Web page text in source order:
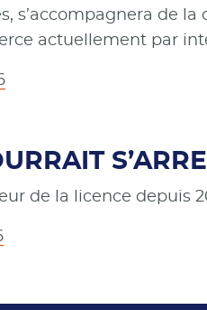
s’accompagnera de
actuellement par
de la licence depuis